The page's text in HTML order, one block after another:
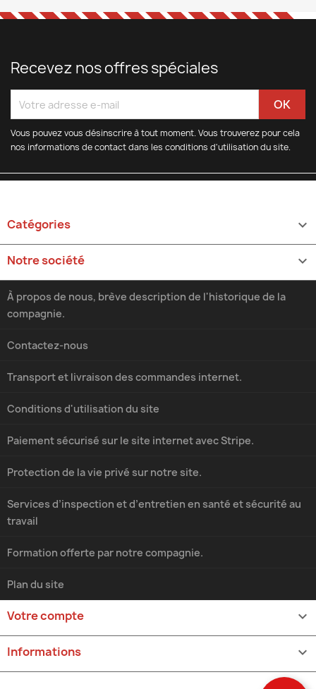
Recevez nos offres spéciales
Vous pouvez vous désinscrire à tout moment. Vous trouverez pour cela
nos informations de contact dans les conditions d'utilisation du site.
Catégories 
Notre société 
Transport et livraison des commandes internet.
Conditions d'utilisation du site
À propos de nous, brève description de l'historique de la
compagnie.
Paiement sécurisé sur le site internet avec Stripe.
Protection de la vie privé sur notre site.
Services d’inspection et d’entretien en santé et sécurité au
travail
Formation offerte par notre compagnie.
Contactez-nous
Plan du site
Votre compte 
Informations keyboard_arrow_down